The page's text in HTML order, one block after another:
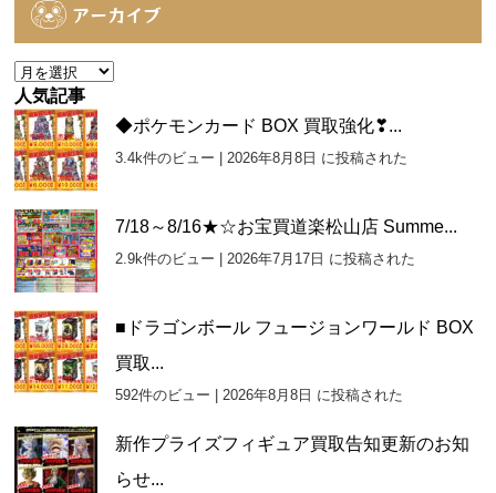
アーカイブ
ア
ー
カ
イ
ブ
人気記事
◆ポケモンカード BOX 買取強化❣...
3.4k件のビュー |2026年8月8日 に投稿された
7/18～8/16★☆お宝買道楽松山店 Summe...
2.9k件のビュー |2026年7月17日 に投稿された
■ドラゴンボール フュージョンワールド BOX
買取...
592件のビュー |2026年8月8日 に投稿された
新作プライズフィギュア買取告知更新のお知
らせ...